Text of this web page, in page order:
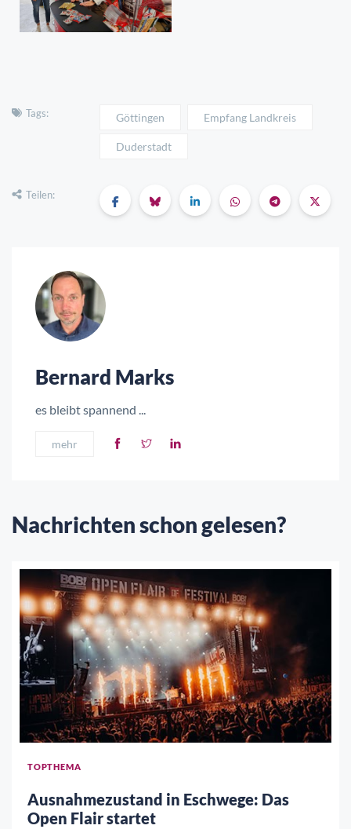
Tags: Göttingen Empfang Landkreis
Duderstadt
Teilen:
Bernard Marks
es bleibt spannend ...
mehr
Nachrichten schon gelesen?
TOPTHEMA
Ausnahmezustand in Eschwege: Das
Open Flair startet